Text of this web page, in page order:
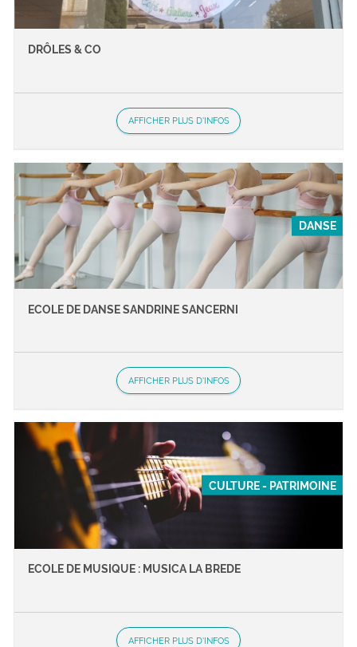
DRÔLES & CO
AFFICHER PLUS D'INFOS
DANSE
ECOLE DE DANSE SANDRINE SANCERNI
AFFICHER PLUS D'INFOS
CULTURE - PATRIMOINE
ECOLE DE MUSIQUE : MUSICA LA BREDE
AFFICHER PLUS D'INFOS